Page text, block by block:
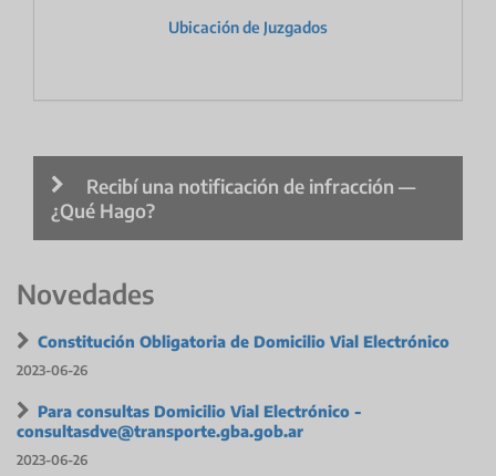
Ubicación de Juzgados
Recibí una notificación de infracción —
¿Qué Hago?
Novedades
Constitución Obligatoria de Domicilio Vial Electrónico
2023-06-26
Para consultas Domicilio Vial Electrónico -
consultasdve@transporte.gba.gob.ar
2023-06-26